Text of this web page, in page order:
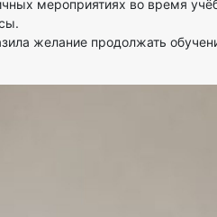
мероприятиях во время
желание продолжать